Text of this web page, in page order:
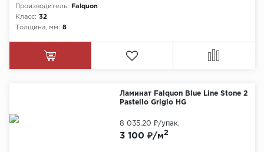
Производитель:
Falquon
Класс: 32
Толщина, мм: 8
Ламинат Falquon Blue Line Stone 2
Pastello Grigio HG
3 100 ₽/м2
8 035.20 ₽/упак.